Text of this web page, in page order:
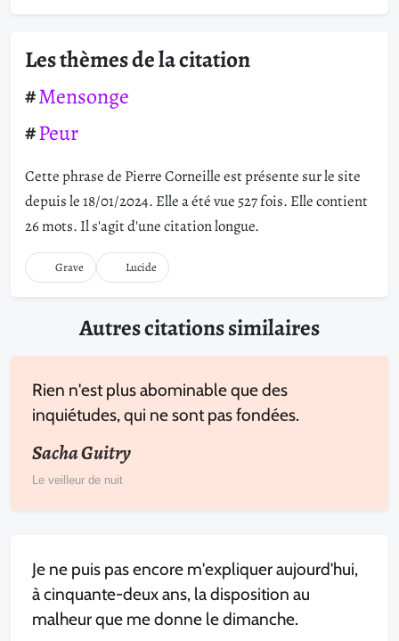
Les thèmes de la citation
Mensonge
Peur
Cette phrase de Pierre Corneille est présente sur le site
depuis le 18/01/2024. Elle a été vue 527 fois. Elle contient
26 mots. Il s'agit d'une citation longue.
Grave Lucide
Autres citations similaires
Rien n'est plus abominable que des
inquiétudes, qui ne sont pas fondées.
Sacha Guitry
Le veilleur de nuit
Je ne puis pas encore m'expliquer aujourd'hui,
à cinquante-deux ans, la disposition au
malheur que me donne le dimanche.